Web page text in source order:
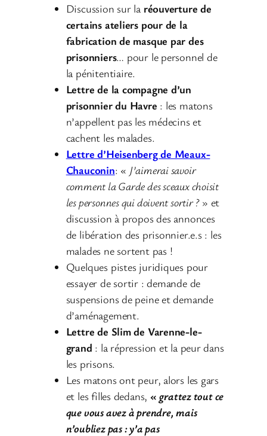
Discussion sur la réouverture de
certains ateliers pour de la
fabrication de masque par des
prisonniers… pour le personnel de
la pénitentiaire.
Lettre de la compagne d’un
prisonnier du Havre : les matons
n’appellent pas les médecins et
cachent les malades.
Lettre d’Heisenberg de Meaux-
Chauconin: « J’aimerai savoir
comment la Garde des sceaux choisit
les personnes qui doivent sortir ?» et
discussion à propos des annonces
de libération des prisonnier.e.s : les
malades ne sortent pas !
Quelques pistes juridiques pour
essayer de sortir : demande de
suspensions de peine et demande
d’aménagement.
Lettre de Slim de Varenne-le-
grand : la répression et la peur dans
les prisons.
Les matons ont peur, alors les gars
et les filles dedans, «grattez tout ce
que vous avez à prendre, mais
n’oubliez pas : y’a pas